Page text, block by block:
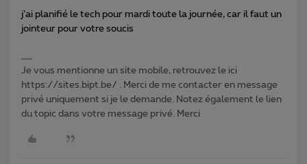
j’ai planifié le tech pour mardi toute la journée, car il faut un
jointeur pour votre soucis
Je vous mentionne un site mobile, retrouvez le ici
https://sites.bipt.be/ . Merci de me contacter en message
privé uniquement si je le demande. Notez également le lien
du topic dans votre message privé. Merci